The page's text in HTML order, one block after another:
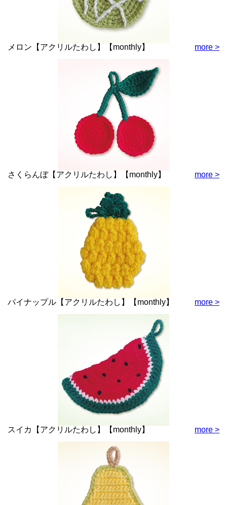
メロン【アクリルたわし】【monthly】 more >
さくらんぼ【アクリルたわし】【monthly】 more >
パイナップル【アクリルたわし】【monthly】 more >
スイカ【アクリルたわし】【monthly】 more >